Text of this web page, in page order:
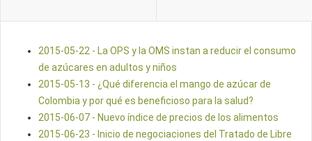
2015-05-22 - La OPS y la OMS instan a reducir el consumo
de azúcares en adultos y niños
2015-05-13 - ¿Qué diferencia el mango de azúcar de
Colombia y por qué es beneficioso para la salud?
2015-06-07 - Nuevo índice de precios de los alimentos
2015-06-23 - Inicio de negociaciones del Tratado de Libre